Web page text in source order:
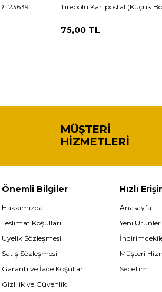
Tirebolu Kartpostal (Küçük
75,00 TL
MÜŞTERI
HIZMETLERI
Önemli Bilgiler
Hakkımızda
Teslimat Koşulları
Üyelik Sözleşmesi
Satış Sözleşmesi
Garanti ve İade Koşulları
Gizlilik ve Güvenlik
Hızlı
Anasayfa
Yeni Ürünler
Müşteri
Sepetim